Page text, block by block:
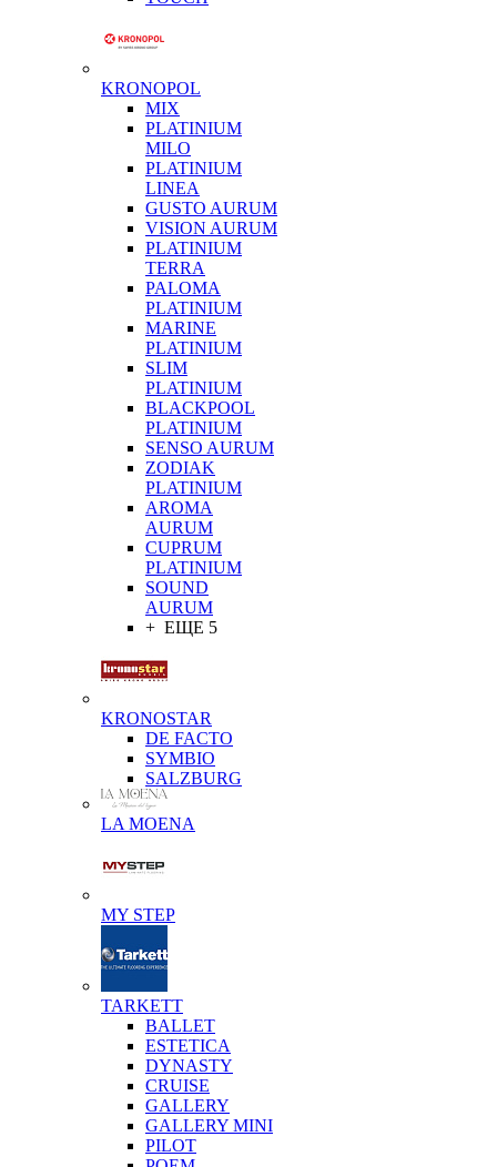
KRONOPOL
MIX
PLATINIUM
MILO
PLATINIUM
LINEA
GUSTO AURUM
VISION AURUM
PLATINIUM
TERRA
PALOMA
PLATINIUM
MARINE
PLATINIUM
SLIM
PLATINIUM
BLACKPOOL
PLATINIUM
SENSO AURUM
ZODIAK
PLATINIUM
AROMA
AURUM
CUPRUM
PLATINIUM
SOUND
AURUM
+ ЕЩЕ 5
KRONOSTAR
DE FACTO
SYMBIO
SALZBURG
LA MOENA
MY STEP
TARKETT
BALLET
ESTETICA
DYNASTY
CRUISE
GALLERY
GALLERY MINI
PILOT